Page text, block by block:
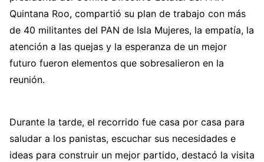
Quintana Roo, compartió su plan de trabajo con más
de 40 militantes del PAN de Isla Mujeres, la empatía, la
atención a las quejas y la esperanza de un mejor
futuro fueron elementos que sobresalieron en la
reunión.
Durante la tarde, el recorrido fue casa por casa para
saludar a los panistas, escuchar sus necesidades e
ideas para construir un mejor partido, destacó la visita